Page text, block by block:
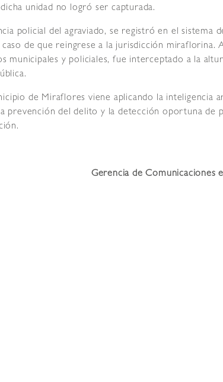
unidad no logró ser capturada.
policial del agraviado, se registró en el sistema
de que reingrese a la jurisdicción miraflorina.
municipales y policiales, fue interceptado a la
de Miraflores viene aplicando la inteligencia
prevención del delito y la detección oportuna de
Gerencia de Comunicaciones